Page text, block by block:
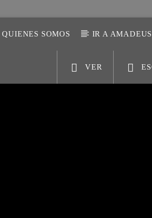
QUIENES SOMOS IR A AMADEUS
VER